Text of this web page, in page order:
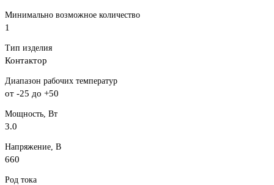
Минимально возможное количество
1
Тип изделия
Контактор
Диапазон рабочих температур
от -25 до +50
Мощность, Вт
3.0
Напряжение, В
660
Род тока